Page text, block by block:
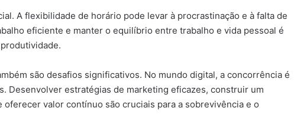
A flexibilidade de horário pode levar à procrastinação e à falta de
eficiente e manter o equilíbrio entre trabalho e vida pessoal é
são desafios significativos. No mundo digital, a concorrência é
Desenvolver estratégias de marketing eficazes, construir um
valor contínuo são cruciais para a sobrevivência e o